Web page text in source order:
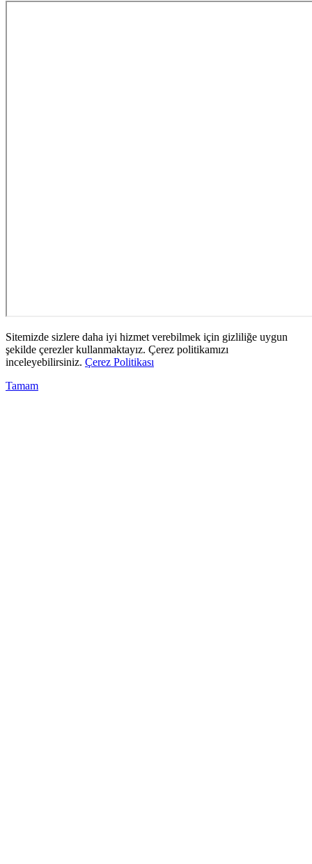
Sitemizde sizlere daha iyi hizmet verebilmek için gizliliğe uygun
şekilde çerezler kullanmaktayız. Çerez politikamızı
inceleyebilirsiniz. Çerez Politikası
Tamam